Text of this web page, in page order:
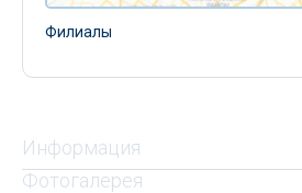
Филиалы
Информация
Фотогалерея